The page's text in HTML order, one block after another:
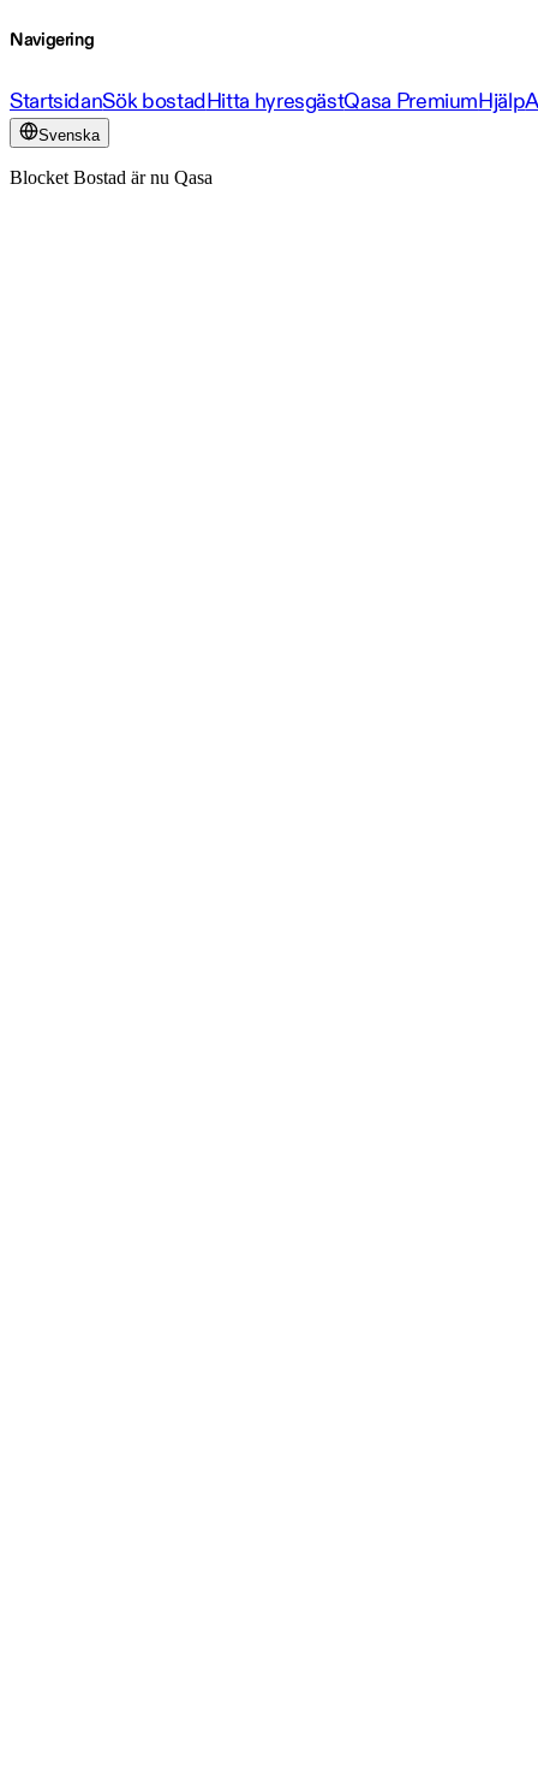
Navigering
StartsidanSök bostadHitta hyresgästQasa PremiumHjälp
Svenska
Blocket Bostad är nu Qasa